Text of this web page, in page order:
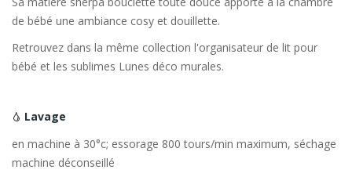
de bébé une ambiance cosy et douillette.
Retrouvez dans la même collection l'organisateur de lit pour
bébé et les sublimes Lunes déco murales.
Lavage
en machine à 30°c; essorage 800 tours/min maximum, séchage
machine déconseillé